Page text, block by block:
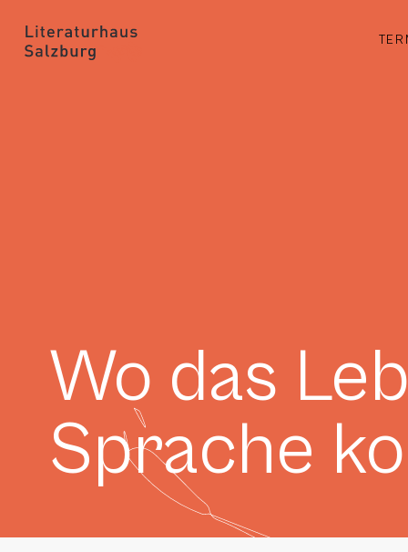
Wo das
Sprache